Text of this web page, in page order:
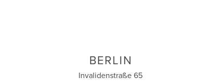
BERLIN
Invalidenstraße 65